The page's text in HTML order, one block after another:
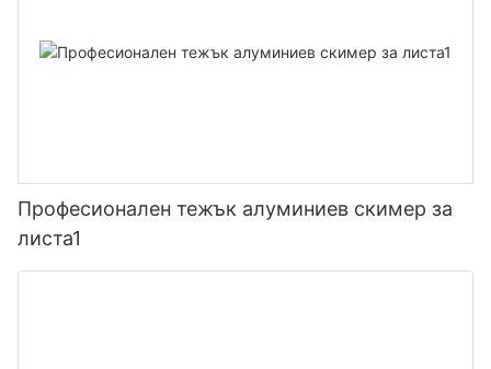
Професионален тежък алуминиев скимер за
листа1